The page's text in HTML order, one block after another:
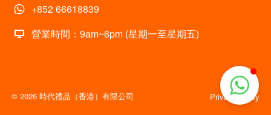
+852 66618839
營業時間：9am~6pm (星期一至星期五)
© 2026 時代禮品（香港）有限公司 Privacy policy